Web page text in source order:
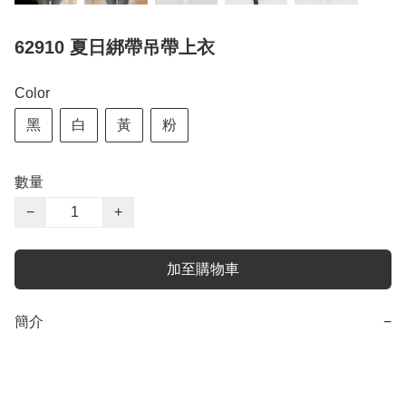
62910 夏日綁帶吊帶上衣
Color
黑 白 黃 粉
數量
−
+
加至購物車
簡介 −